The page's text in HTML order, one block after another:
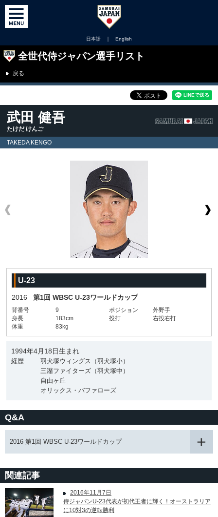
日本語 ｜ English
全世代侍ジャパン選手リスト
戻る
武田 健吾
たけだ けんご
TAKEDA KENGO
U-23
2016 第1回 WBSC U-23ワールドカップ
背番号 9 ポジション
外野手
身長
183cm 投打
右投右打
体重
83kg
1994年4月18日生まれ
経歴
羽犬塚ウィングス（羽犬塚小）
三潴ファイターズ（羽犬塚中）
自由ヶ丘
オリックス・バファローズ
Q&A
2016 第1回 WBSC U-23ワールドカップ
関連記事
2016年11月7日
侍ジャパンU-23代表が初代王者に輝く！オーストラリア
に10対3の逆転勝利